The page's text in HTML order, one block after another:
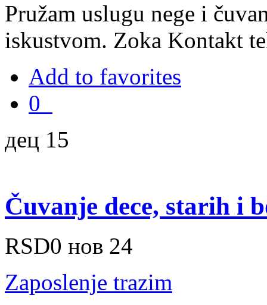
Pružam uslugu nege i
iskustvom. Zoka Kontakt
Add to favorites
0
дец 15
Čuvanje dece, starih i
RSD0 нов 24
Zaposlenje trazim